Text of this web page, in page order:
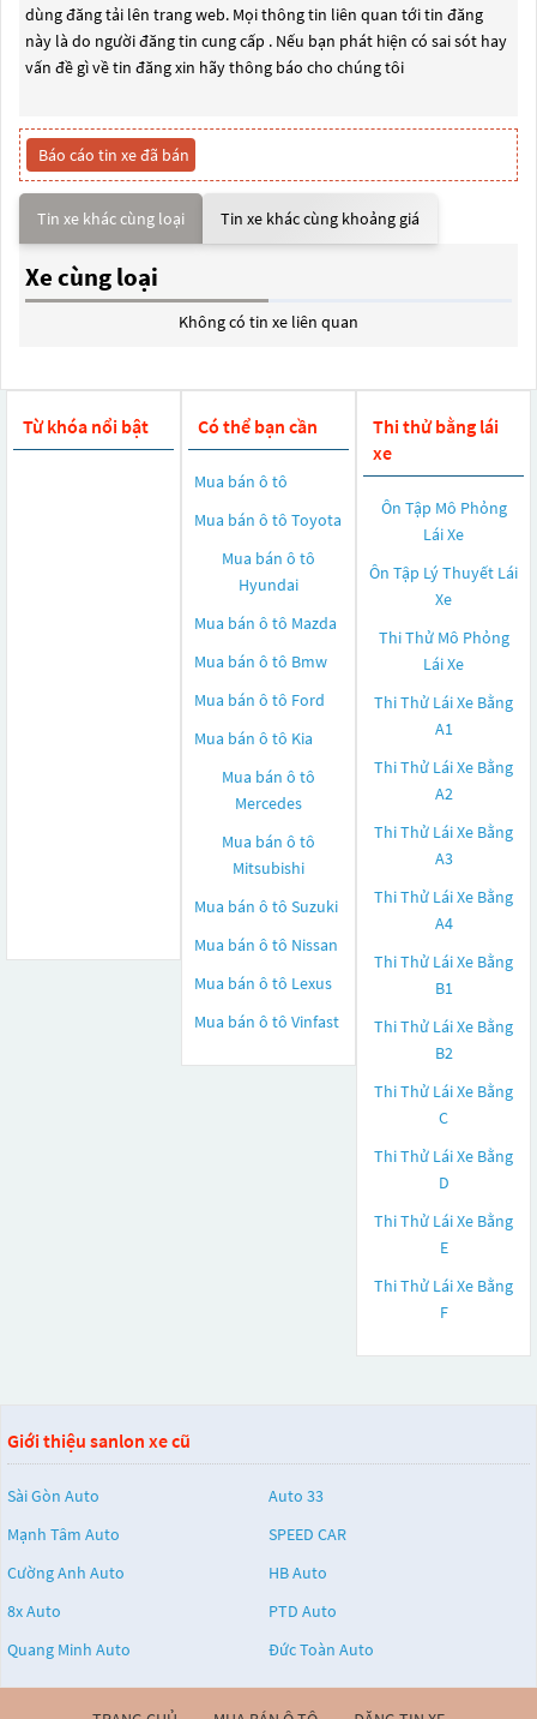
dùng đăng tải lên trang web. Mọi thông tin liên quan tới tin đăng
này là do người đăng tin cung cấp . Nếu bạn phát hiện có sai sót hay
vấn đề gì về tin đăng xin hãy thông báo cho chúng tôi
Báo cáo tin xe đã bán
Tin xe khác cùng loại Tin xe khác cùng khoảng giá
Xe cùng loại
Không có tin xe liên quan
Từ khóa nổi bật Có thể bạn cần
Mua bán ô tô
Mua bán ô tô Toyota
Mua bán ô tô
Hyundai
Mua bán ô tô Mazda
Mua bán ô tô Bmw
Mua bán ô tô Ford
Mua bán ô tô Kia
Mua bán ô tô
Mercedes
Mua bán ô tô
Mitsubishi
Mua bán ô tô Suzuki
Mua bán ô tô Nissan
Mua bán ô tô Lexus
Mua bán ô tô Vinfast
Thi thử bằng lái
xe
Ôn Tập Mô Phỏng
Lái Xe
Ôn Tập Lý Thuyết Lái
Xe
Thi Thử Mô Phỏng
Lái Xe
Thi Thử Lái Xe Bằng
A1
Thi Thử Lái Xe Bằng
A2
Thi Thử Lái Xe Bằng
A3
Thi Thử Lái Xe Bằng
A4
Thi Thử Lái Xe Bằng
B1
Thi Thử Lái Xe Bằng
B2
Thi Thử Lái Xe Bằng
C
Thi Thử Lái Xe Bằng
D
Thi Thử Lái Xe Bằng
E
Thi Thử Lái Xe Bằng
F
Giới thiệu sanlon xe cũ
Sài Gòn Auto
Auto 33
Mạnh Tâm Auto
SPEED CAR
Cường Anh Auto
HB Auto
8x Auto
PTD Auto
Quang Minh Auto
Đức Toàn Auto